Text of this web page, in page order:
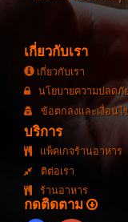
เกี่ยวกับเรา
เกี่ยวกับเรา
นโยบายความปลดภั
ข้อตกลงและเงื่อนไ
บริการ
แพ็คเกจร้านอาหาร
ติต่อเรา
ร้านอาหาร
กดติดตาม